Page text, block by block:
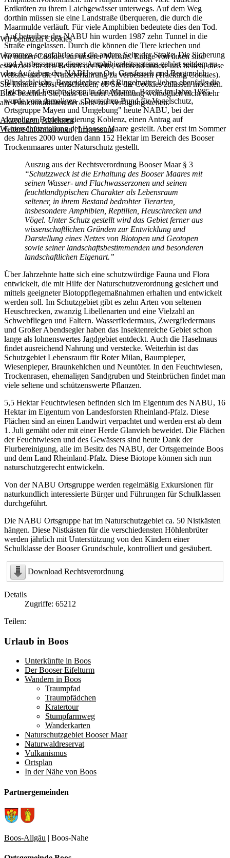
Erdkröten zu ihrem Laichgewässer unterwegs. Auf dem Weg
dorthin müssen sie eine Landstraße überqueren, die durch die
Maarmulde verläuft. Für viele Amphibien bedeutete dies den Tod.
Auf betreiben des NABU hin wurden 1987 zehn Tunnel in die
Straße eingelassen. Durch die können die Tiere kriechen und
kommen so gefahrlos auf die andere Seite der Straße. Die Sicherung
und Ausbesserung dieses Amphibienleitsystems gehört seitdem zu
den Aufgaben des NABU vor Ort. Grasfrosch und Bergmolch,
Blindschleiche, Bergeidechse und Ringelnatter lieben ebenfalls die
Teiche und Feuchtwiesen in den Maaren. Bereits im Jahre 1985
wurde vom damaligen „ Deutschen Bund für Vogelschutz,
Ortsgruppe Mayen und Umgebung" heute NABU, bei der
damaligen Bezirksregierung Koblenz, einen Antrag auf
Unterschutzstellung der Booser Maare gestellt. Aber erst im Sommer
des Jahres 2000 wurden dann 152 Hektar im Bereich des Booser
Trockenmaares unter Naturschutz gestellt.
Auszug aus der Rechtsverordnung Booser Maar § 3
“Schutzzweck ist die Erhaltung des Booser Maares mit
seinen Wasser- und Flachwasserzonen und seinen
feuchtlandtypischen Charakter als Lebensraum
seltener, in ihrem Bestand bedrohter Tierarten,
insbesondere Amphibien, Reptilien, Heuschrecken und
Vögel. Unter Schutz gestellt wird das Gebiet ferner aus
wissenschaftlichen Gründen zur Entwicklung und
Darstellung eines Netzes von Biotopen und Geotopen
sowie seiner landschaftsbestimmenden und besonderen
landschaftlichen Eigenart.”
Über Jahrzehnte hatte sich eine schutzwürdige Fauna und Flora
entwickelt, die mit Hilfe der Naturschutzverordnung gesichert und
mittels geeigneter Biotoppflegemaßnahmen erhalten und entwickelt
werden soll. Im Schutzgebiet gibt es zehn Arten von seltenen
Heuschrecken, zwanzig Libellenarten und eine Vielzahl an
Schwebfliegen und Faltern. Wasserfledermaus, Zwergfledermaus
und Großer Abendsegler haben das Insektenreiche Gebiet schon
lange als lohnenswertes Jagdgebiet entdeckt. Auch die Haselmaus
findet ausreichend Nahrung und verstecke. Weiterhin ist das
Schutzgebiet Lebensraum für Roter Milan, Baumpieper,
Wiesenpieper, Braunkehlchen und Neuntöter. In den Feuchtwiesen,
Trockenrasen, ehemaligen Sandgruben und Steinbrüchen findet man
viele seltene und schützenswerte Pflanzen.
5,5 Hektar Feuchtwiesen befinden sich im Eigentum des NABU, 16
Hektar im Eigentum von Landesforsten Rheinland-Pfalz. Diese
Flächen sind an einen Landwirt verpachtet und werden erst ab dem
1. Juli gemäht oder mit einer Herde Glanvieh beweidet. Die Flächen
der Feuchtwiesen und des Gewässers sind heute Dank der
Flurbereinigung, alle im Besitz des NABU, der Ortsgemeinde Boos
und dem Land Rheinland-Pfalz. Diese Biotope können sich nun
naturschutzgerecht entwickeln.
Von der NABU Ortsgruppe werden regelmäßig Exkursionen für
naturkundlich interessierte Bürger und Führungen für Schulklassen
durchgeführt.
Die NABU Ortsgruppe hat im Naturschutzgebiet ca. 50 Nistkästen
hängen. Diese Nistkästen für die verschiedensten Höhlenbrüter
werden jährlich mit Unterstützung von den Kindern einer
Schulklasse der Booser Grundschule, kontrolliert und gesäubert.
Download Rechtsverordnung
Details
Zugriffe: 65212
Teilen:
Urlaub in Boos
Unterkünfte in Boos
Der Booser Eifelturm
Wandern in Boos
Traumpfad
Traumpfädchen
Kratertour
Stumpfarmweg
Wanderkarten
Naturschutzgebiet Booser Maar
Naturwaldreservat
Vulkanismus
Ortsplan
In der Nähe von Boos
Partnergemeinden
Boos-Allgäu | Boos-Nahe
Wir benutzen Cookies
Wir nutzen Cookies auf unserer Website. Einige von ihnen sind
essenziell für den Betrieb der Seite, während andere uns helfen, diese
Website und die Nutzererfahrung zu verbessern (Tracking Cookies).
Sie können selbst entscheiden, ob Sie die Cookies zulassen möchten.
Bitte beachten Sie, dass bei einer Ablehnung womöglich nicht mehr
alle Funktionalitäten der Seite zur Verfügung stehen.
Akzeptieren Ablehnen
Weitere Informationen|Impressum